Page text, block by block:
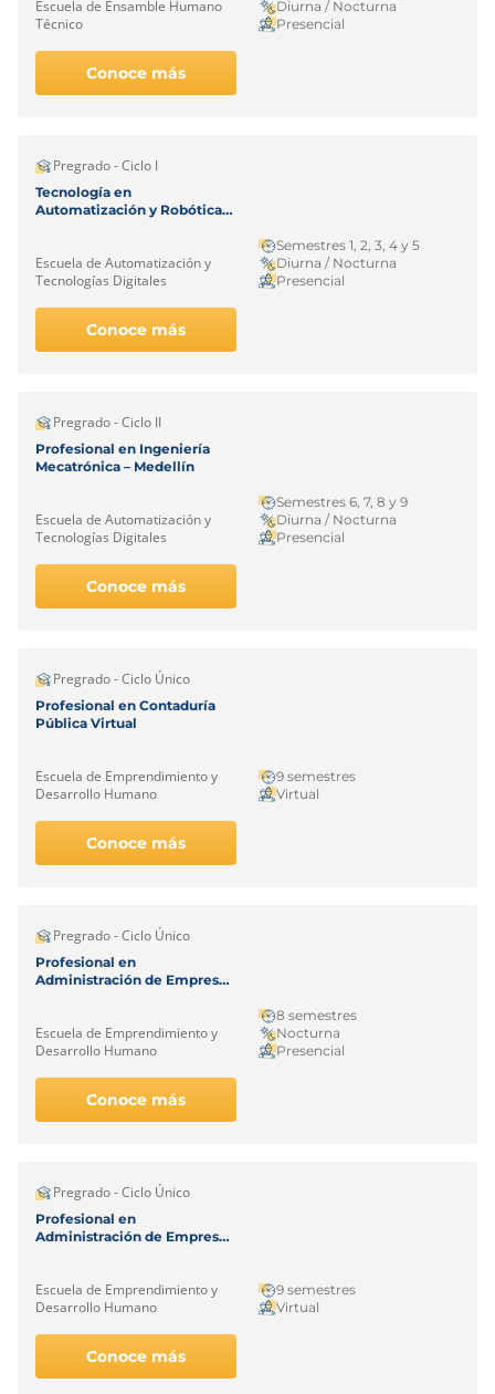
Escuela de Ensamble Humano
Técnico
Diurna / Nocturna
Presencial
Conoce más
Pregrado - Ciclo I
Tecnología en
Automatización y Robótica
Escuela de Automatización y
Tecnologías Digitales
Semestres 1, 2, 3, 4 y 5
Diurna / Nocturna
Presencial
Conoce más
Pregrado - Ciclo II
Profesional en Ingeniería
Mecatrónica – Medellín
Escuela de Automatización y
Tecnologías Digitales
Semestres 6, 7, 8 y 9
Diurna / Nocturna
Presencial
Conoce más
Pregrado - Ciclo Único
Profesional en Contaduría
Pública Virtual
Escuela de Emprendimiento y
Desarrollo Humano
9 semestres
Virtual
Conoce más
Pregrado - Ciclo Único
Profesional en
Administración de Empresas
Escuela de Emprendimiento y
Desarrollo Humano
8 semestres
Nocturna
Presencial
Conoce más
Pregrado - Ciclo Único
Profesional en
Administración de Empresas
Escuela de Emprendimiento y
Desarrollo Humano
9 semestres
Virtual
Conoce más